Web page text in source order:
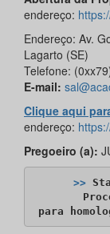
endereço:
Endereço: Av.
Lagarto (SE)
Telefone:
E-mail:
Clique aqui
endereço:
Pregoeiro (a):
>>